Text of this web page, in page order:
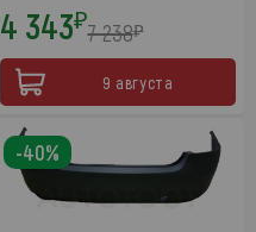
4 343₽7 238₽
9 августа
-40%